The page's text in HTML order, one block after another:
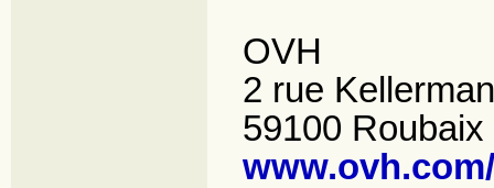
OVH
2 rue
59100 Roubaix